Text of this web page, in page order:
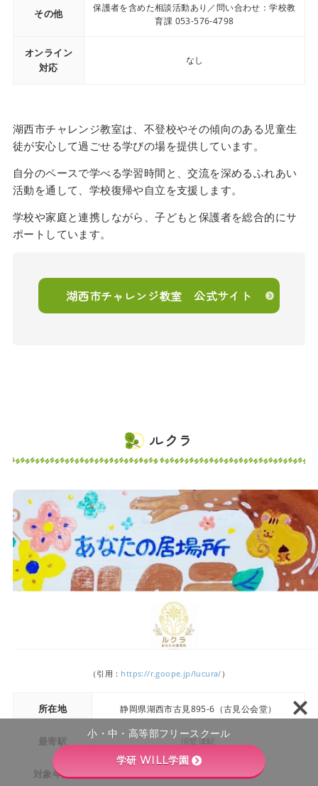
その他
保護者を含めた相談活動あり／問い合わせ：学校教
育課 053-576-4798
オンライン
対応
なし
湖西市チャレンジ教室は、不登校やその傾向のある児童生
徒が安心して過ごせる学びの場を提供しています。
自分のペースで学べる学習時間と、交流を深めるふれあい
活動を通して、学校復帰や自立を支援します。
学校や家庭と連携しながら、子どもと保護者を総合的にサ
ポートしています。
湖西市チャレンジ教室 公式サイト
ルクラ
（引用： https://r.goope.jp/lucura/ ）
所在地 静岡県湖西市古見895-6（古見公会堂）
最寄駅 JR鷲津駅
対象年齢 小学生・卒業生
小・中・高等部フリースクール
学研 WILL学園